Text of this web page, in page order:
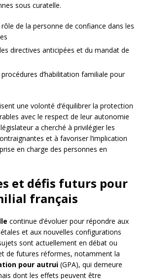
sous curatelle.
de la personne de confiance dans les
directives anticipées et du mandat de
d’habilitation familiale pour
une volonté d’équilibrer la protection
avec le respect de leur autonomie
a cherché à privilégier les
et à favoriser l’implication
en charge des personnes en
et défis futurs pour
français
continue d’évoluer pour répondre aux
et aux nouvelles configurations
sont actuellement en débat ou
de futures réformes, notamment la
pour autrui (GPA), qui demeure
dont les effets peuvent être